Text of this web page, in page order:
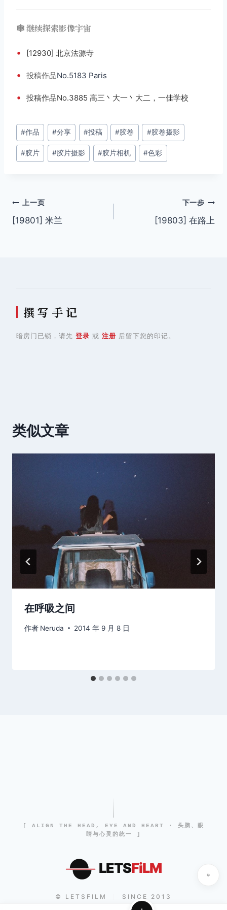
🕸️ 继续探索影像宇宙
• [12930] 北京法源寺
• 投稿作品No.5183 Paris
• 投稿作品No.3885 高三丶大一丶大二，一佳学校
文
章
标
#作品 #分享 #投稿 #胶卷 #胶卷摄影
#胶片 #胶片摄影 #胶片相机 #色彩
文
章
上一页
[19801] 米兰
下一步
[19803] 在路上
撰 写 手 记
暗房门已锁，请先 登录 或 注册 后留下您的印记。
类似文章
在呼吸之间
作者 Neruda 2014 年 9 月 8 日
[ ALIGN THE HEAD, EYE AND HEART · 头脑、眼
睛与心灵的统一 ]
LETSFiLM
© LETSFILM SINCE 2013